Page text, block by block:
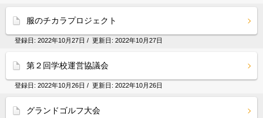
服のチカラプロジェクト
登録日: 2022年10月27日 / 更新日: 2022年10月27日
第２回学校運営協議会
登録日: 2022年10月26日 / 更新日: 2022年10月26日
グランドゴルフ大会